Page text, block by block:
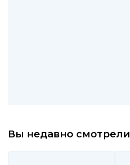
Вы недавно смотрели